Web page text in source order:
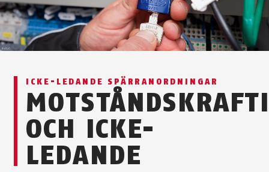
ICKE-LEDANDE SPÄRRANORDNINGAR
OCH ICKE-
LEDANDE